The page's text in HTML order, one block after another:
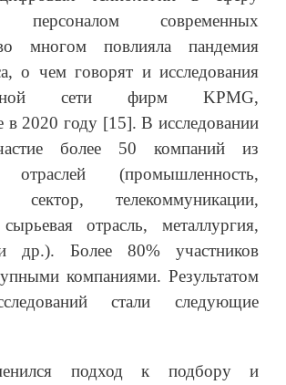
персоналом современных
многом повлияла пандемия
о чем говорят и исследования
сети фирм KPMG,
в 2020 году [15]. В исследовании
более 50 компаний из
отраслей (промышленность,
сектор, телекоммуникации,
сырьевая отрасль, металлургия,
др.). Более 80% участников
компаниями. Результатом
стали следующие
подход к подбору и